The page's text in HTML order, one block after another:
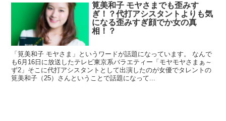
筧美和子 モヤさまでも歪みす
ぎ！？代打アシスタントよりも気
になる歪みすぎ顔でか女の真
相！？
「筧美和子 モヤさま」というワードが話題になっています。 なんで
も6月16日に放送したテレビ東京系バラエティー「モヤモヤさまぁ～
ず2」そこに代打アシスタントとして出演したのが女優でタレントの
筧美和子（25）さんということで話題になって...